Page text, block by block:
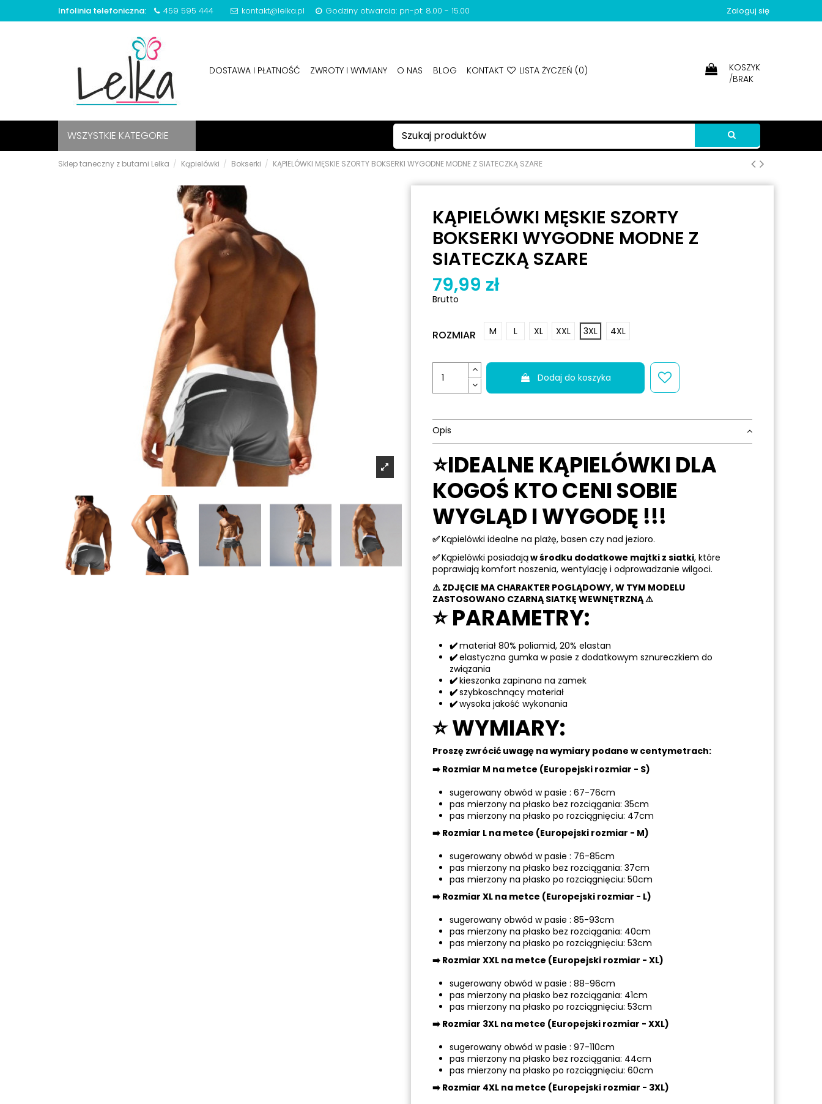
Infolinia telefoniczna: 459 595 444 kontakt@lelka.pl Godziny otwarcia: pn-pt: 8.00 - 15.00 Zaloguj się
DOSTAWA I PŁATNOŚĆ ZWROTY I WYMIANY O NAS BLOG KONTAKT LISTA ŻYCZEŃ (0)
KOSZYK
/BRAK
WSZYSTKIE KATEGORIE
Sklep taneczny z butami Lelka Kąpielówki Bokserki KĄPIELÓWKI MĘSKIE SZORTY BOKSERKI WYGODNE MODNE Z SIATECZKĄ SZARE
KĄPIELÓWKI MĘSKIE SZORTY
BOKSERKI WYGODNE MODNE Z
SIATECZKĄ SZARE
79,99 zł
Brutto
ROZMIAR M L XL XXL 3XL 4XL
Dodaj do koszyka
Opis
⭐IDEALNE KĄPIELÓWKI DLA
KOGOŚ KTO CENI SOBIE
WYGLĄD I WYGODĘ !!!
✅Kąpielówki idealne na plażę, basen czy nad jezioro.
✅Kąpielówki posiadająw środku dodatkowe majtki z siatki, które
poprawiają komfort noszenia, wentylację i odprowadzanie wilgoci.
⚠️ ZDJĘCIE MA CHARAKTER POGLĄDOWY, W TYM MODELU
ZASTOSOWANO CZARNĄ SIATKĘ WEWNĘTRZNĄ ⚠️
⭐ PARAMETRY:
✔️materiał 80% poliamid, 20% elastan
✔️elastyczna gumka w pasie z dodatkowym sznureczkiem do
związania
✔️kieszonka zapinana na zamek
✔️szybkoschnący materiał
✔️wysoka jakość wykonania
⭐ WYMIARY:
Proszę zwrócić uwagę na wymiary podane w centymetrach:
➡️ Rozmiar M na metce (Europejski rozmiar - S)
sugerowany obwód w pasie : 67-76cm
pas mierzony na płasko bez rozciągania: 35cm
pas mierzony na płasko po rozciągnięciu: 47cm
➡️ Rozmiar L na metce (Europejski rozmiar - M)
sugerowany obwód w pasie : 76-85cm
pas mierzony na płasko bez rozciągania: 37cm
pas mierzony na płasko po rozciągnięciu: 50cm
➡️ Rozmiar XL na metce (Europejski rozmiar - L)
sugerowany obwód w pasie : 85-93cm
pas mierzony na płasko bez rozciągania: 40cm
pas mierzony na płasko po rozciągnięciu: 53cm
➡️ Rozmiar XXL na metce (Europejski rozmiar - XL)
sugerowany obwód w pasie : 88-96cm
pas mierzony na płasko bez rozciągania: 41cm
pas mierzony na płasko po rozciągnięciu: 53cm
➡️ Rozmiar 3XL na metce (Europejski rozmiar - XXL)
sugerowany obwód w pasie : 97-110cm
pas mierzony na płasko bez rozciągania: 44cm
pas mierzony na płasko po rozciągnięciu: 60cm
➡️ Rozmiar 4XL na metce (Europejski rozmiar - 3XL)